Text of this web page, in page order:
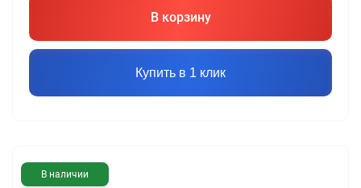
В корзину
Купить в 1 клик
В наличии